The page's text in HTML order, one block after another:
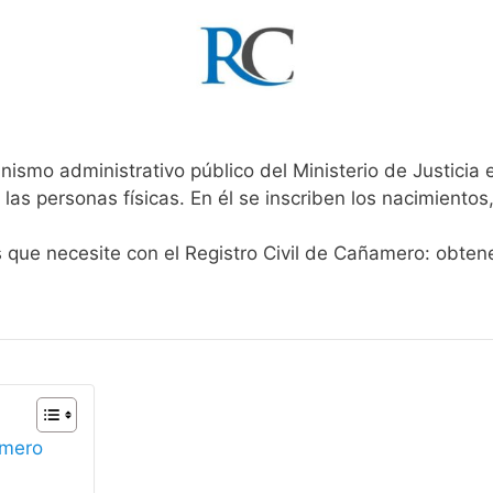
administrativo público del Ministerio de Justicia
personas físicas. En él se inscriben los
necesite con el Registro Civil de Cañamero: